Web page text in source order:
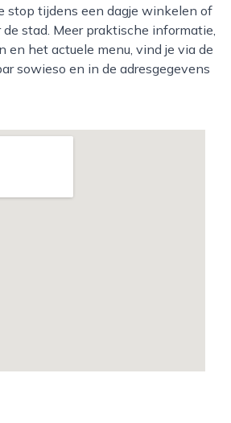
stop tijdens een dagje winkelen of
stad. Meer praktische informatie,
en het actuele menu, vind je via de
sowieso en in de adresgegevens